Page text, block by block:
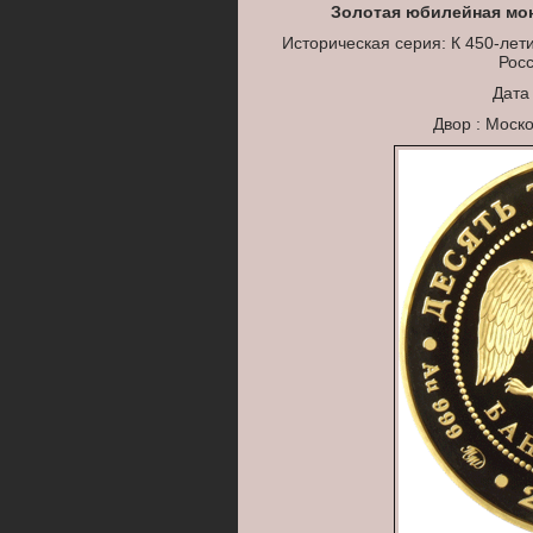
Золотая юбилейная
Историческая серия: К 450-
Двор :